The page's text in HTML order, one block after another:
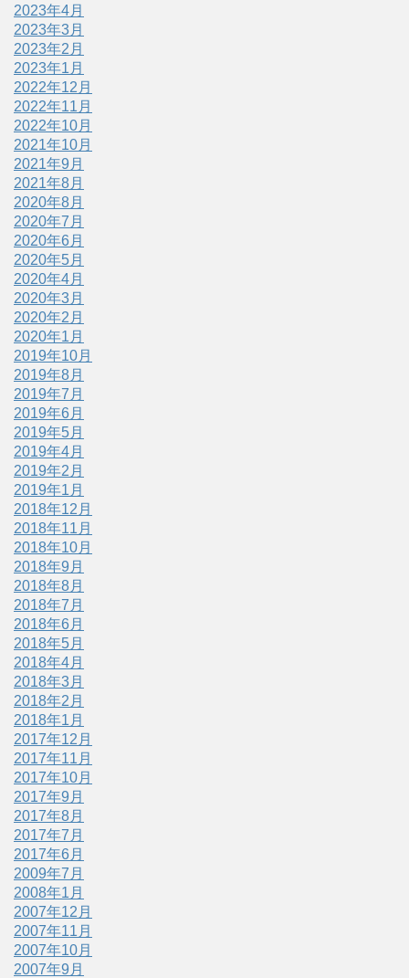
2023年4月
2023年3月
2023年2月
2023年1月
2022年12月
2022年11月
2022年10月
2021年10月
2021年9月
2021年8月
2020年8月
2020年7月
2020年6月
2020年5月
2020年4月
2020年3月
2020年2月
2020年1月
2019年10月
2019年8月
2019年7月
2019年6月
2019年5月
2019年4月
2019年2月
2019年1月
2018年12月
2018年11月
2018年10月
2018年9月
2018年8月
2018年7月
2018年6月
2018年5月
2018年4月
2018年3月
2018年2月
2018年1月
2017年12月
2017年11月
2017年10月
2017年9月
2017年8月
2017年7月
2017年6月
2009年7月
2008年1月
2007年12月
2007年11月
2007年10月
2007年9月